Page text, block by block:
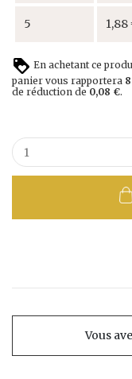
5 1,88
En achetant ce
panier vous rapportera 8
de réduction de 0,08 €.
Vous